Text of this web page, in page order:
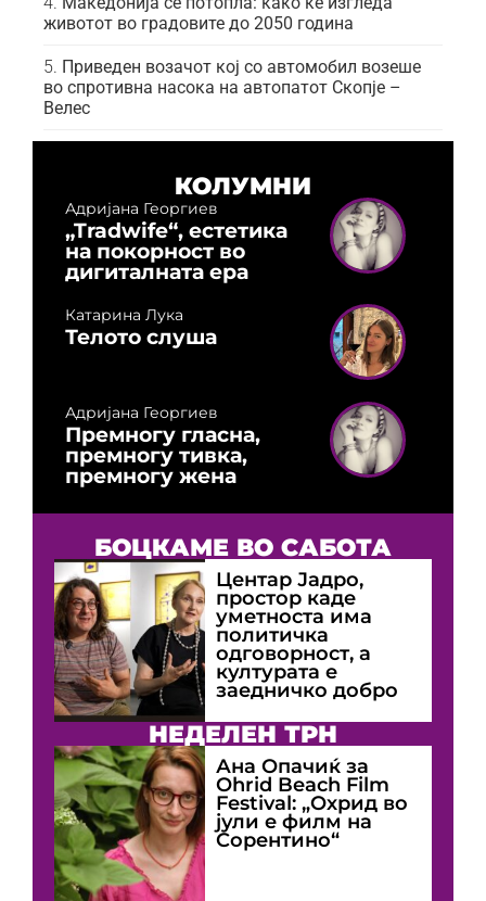
животот во градовите до 2050 година
Приведен возачот кој со автомобил возеше
во спротивна насока на автопатот Скопје –
Велес
КОЛУМНИ
Адријана Георгиев
„Tradwife“, естетика
на покорност во
дигиталната ера
Катарина Лука
Телото слуша
Адријана Георгиев
Премногу гласна,
премногу тивка,
премногу жена
БОЦКАМЕ ВО САБОТА
Центар Јадро,
простор каде
уметноста има
политичка
одговорност, а
културата е
заедничко добро
НЕДЕЛЕН ТРН
Ана Опачиќ за
Оhrid Beach Film
Festival: „Охрид во
јули е филм на
Сорентино“